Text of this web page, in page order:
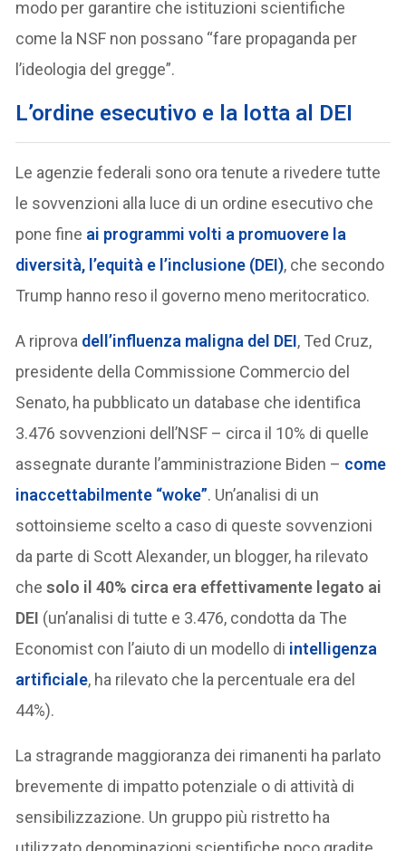
modo per garantire che istituzioni scientifiche
come la NSF non possano “fare propaganda per
l’ideologia del gregge”.
L’ordine esecutivo e la lotta al DEI
Le agenzie federali sono ora tenute a rivedere tutte
le sovvenzioni alla luce di un ordine esecutivo che
pone fine ai programmi volti a promuovere la
diversità, l’equità e l’inclusione (DEI), che secondo
Trump hanno reso il governo meno meritocratico.
A riprova dell’influenza maligna del DEI, Ted Cruz,
presidente della Commissione Commercio del
Senato, ha pubblicato un database che identifica
3.476 sovvenzioni dell’NSF – circa il 10% di quelle
assegnate durante l’amministrazione Biden – come
inaccettabilmente “woke”. Un’analisi di un
sottoinsieme scelto a caso di queste sovvenzioni
da parte di Scott Alexander, un blogger, ha rilevato
chesolo il 40% circa era effettivamente legato ai
DEI (un’analisi di tutte e 3.476, condotta da The
Economist con l’aiuto di un modello di intelligenza
artificiale, ha rilevato che la percentuale era del
44%).
La stragrande maggioranza dei rimanenti ha parlato
brevemente di impatto potenziale o di attività di
sensibilizzazione. Un gruppo più ristretto ha